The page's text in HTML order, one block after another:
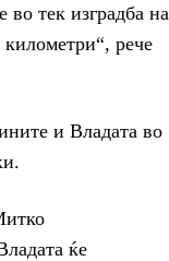
тек изградба на
рече
и Владата во
ќе